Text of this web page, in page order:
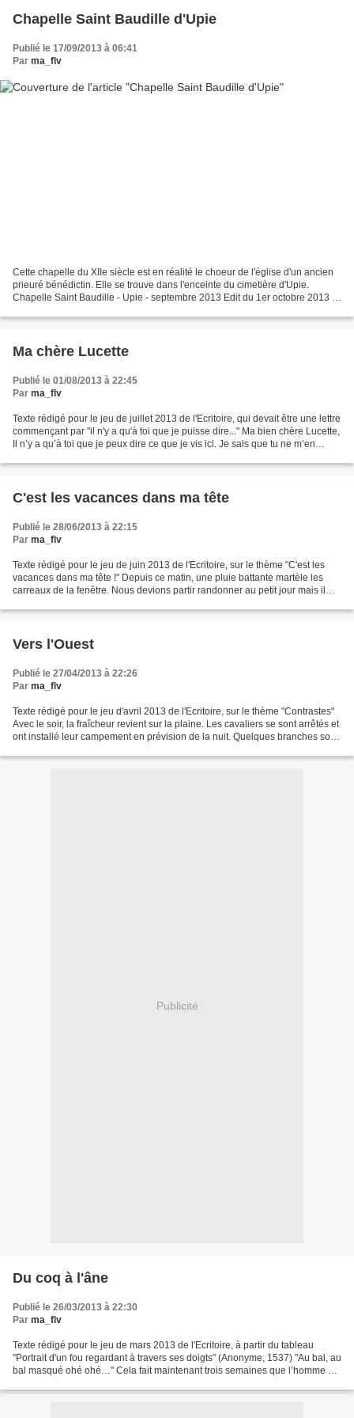
Chapelle Saint Baudille d'Upie
Publié le 17/09/2013 à 06:41
Par ma_flv
Cette chapelle du XIIe siècle est en réalité le choeur de l'église d'un ancien
prieuré bénédictin. Elle se trouve dans l'enceinte du cimetière d'Upie.
Chapelle Saint Baudille - Upie - septembre 2013 Edit du 1er octobre 2013 :
Ma chère Lucette
Publié le 01/08/2013 à 22:45
Par ma_flv
Texte rédigé pour le jeu de juillet 2013 de l'Ecritoire, qui devait être une lettre
commençant par "il n'y a qu'à toi que je puisse dire..." Ma bien chère Lucette,
Il n’y a qu’à toi que je peux dire ce que je vis ici. Je sais que tu ne m’en
C'est les vacances dans ma tête
Publié le 28/06/2013 à 22:15
Par ma_flv
Texte rédigé pour le jeu de juin 2013 de l'Ecritoire, sur le thème "C'est les
vacances dans ma tête !" Depuis ce matin, une pluie battante martèle les
carreaux de la fenêtre. Nous devions partir randonner au petit jour mais il
Vers l'Ouest
Publié le 27/04/2013 à 22:26
Par ma_flv
Texte rédigé pour le jeu d'avril 2013 de l'Ecritoire, sur le thème "Contrastes"
Avec le soir, la fraîcheur revient sur la plaine. Les cavaliers se sont arrêtés et
ont installé leur campement en prévision de la nuit. Quelques branches sont
Publicité
Du coq à l'âne
Publié le 26/03/2013 à 22:30
Par ma_flv
Texte rédigé pour le jeu de mars 2013 de l'Ecritoire, à partir du tableau
"Portrait d'un fou regardant à travers ses doigts" (Anonyme, 1537) "Au bal, au
bal masqué ohé ohé…" Cela fait maintenant trois semaines que l’homme a